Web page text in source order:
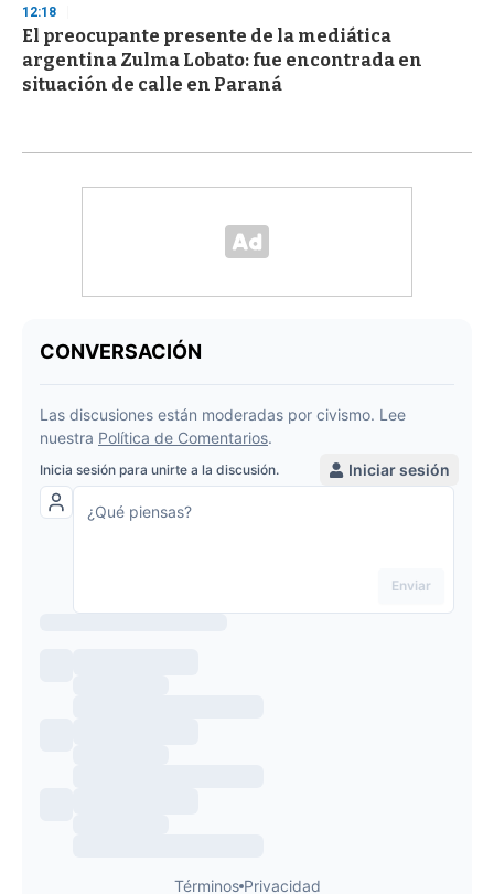
12:18
El preocupante presente de la mediática
argentina Zulma Lobato: fue encontrada en
situación de calle en Paraná